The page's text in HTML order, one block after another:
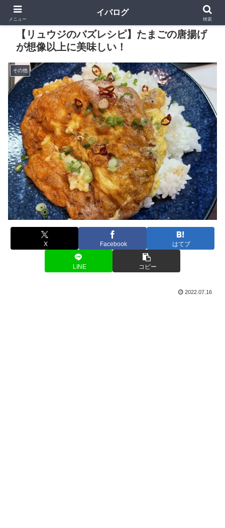
【リュウジのバズレシピ】たまごの唐揚げ
が想像以上に美味しい！
その他
X Facebook はてブ
LINE コピー
2022.07.16
メニュー
イバログ
検索